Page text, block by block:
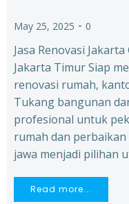
May 25, 2025 - 0
Jasa Renovasi
Jakarta Timur Siap
renovasi rumah,
Tukang bangunan
profesional untuk
rumah dan
jawa menjadi pilihan
Read more...